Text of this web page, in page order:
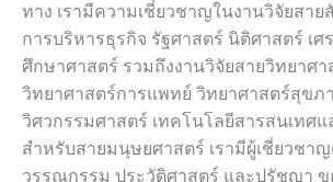
ทาง เรามีความเชี่ยวชาญในงานวิจัยสาย
การบริหารธุรกิจ รัฐศาสตร์ นิติศาสตร์ เศ
ศึกษาศาสตร์ รวมถึงงานวิจัยสายวิทยาศา
วิทยาศาสตร์การแพทย์ วิทยาศาสตร์สุขภ
วิศวกรรมศาสตร์ เทคโนโลยีสารสนเทศแ
สำหรับสายมนุษยศาสตร์ เรามีผู้เชี่ยวชา
วรรณกรรม ประวัติศาสตร์ และปรัชญา ข